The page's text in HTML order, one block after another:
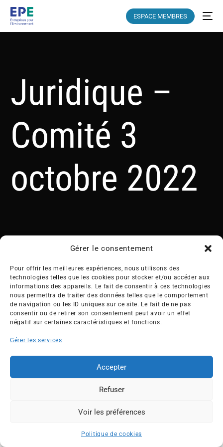
Gérer le consentement
Pour offrir les meilleures expériences, nous utilisons des
technologies telles que les cookies pour stocker et/ou accéder aux
informations des appareils. Le fait de consentir à ces technologies
nous permettra de traiter des données telles que le comportement
de navigation ou les ID uniques sur ce site. Le fait de ne pas
consentir ou de retirer son consentement peut avoir un effet
négatif sur certaines caractéristiques et fonctions.
Gérer les services
Accepter
Refuser
Voir les préférences
Politique de cookies
ESPACE MEMBRES
Juridique –
Comité 3
octobre 2022
Créée en 1992, l’association française des Entreprises pour
l’Environnement (EPE) rassemble une soixantaine de grandes
entreprises françaises et internationales de tous les secteurs
de l’économie, afin de collaborer à leur transformation face
aux enjeux d’une transition écologique intégrée.
Travaux & Publications
Presse
Contacts
©2026 EPE
ESPACE MEMBRES